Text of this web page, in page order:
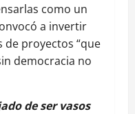
como un
a invertir
de proyectos “que
democracia no
de ser vasos